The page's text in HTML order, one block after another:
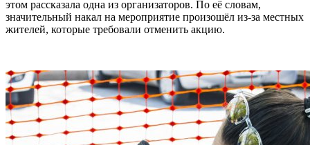
этом рассказала одна из организаторов. По её словам,
значительный накал на мероприятие произошёл из-за местных
жителей, которые требовали отменить акцию.